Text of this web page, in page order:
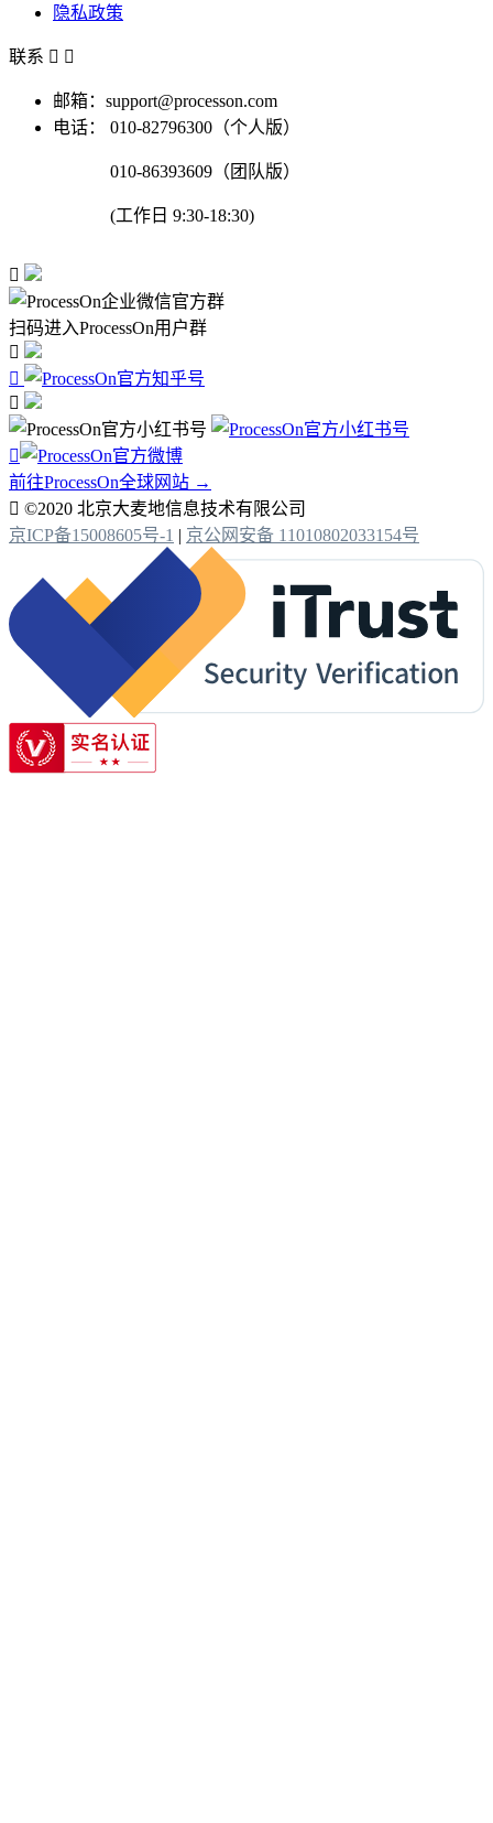
隐私政策
联系  
邮箱：support@processon.com
电话：
010-82796300（个人版）
010-86393609（团队版）
(工作日 9:30-18:30)

扫码进入ProcessOn用户群




前往ProcessOn全球网站 →
 ©2020 北京大麦地信息技术有限公司
京ICP备15008605号-1 | 京公网安备 11010802033154号